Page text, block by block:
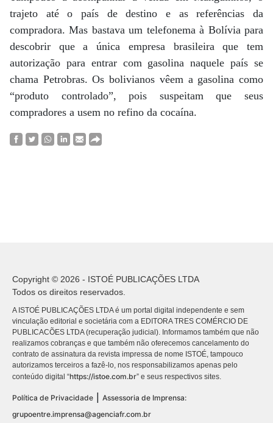
trajeto até o país de destino e as referências da
compradora. Mas bastava um telefonema à Bolívia para
descobrir que a única empresa brasileira que tem
autorização para entrar com gasolina naquele país se
chama Petrobras. Os bolivianos vêem a gasolina como
“produto controlado”, pois suspeitam que seus
compradores a usem no refino da cocaína.
Copyright © 2026 - ISTOÉ PUBLICAÇÕES LTDA
Todos os direitos reservados.
A ISTOÉ PUBLICAÇÕES LTDA é um portal digital independente e sem
vinculação editorial e societária com a EDITORA TRES COMÉRCIO DE
PUBLICACÕES LTDA (recuperação judicial). Informamos também que não
realizamos cobranças e que também não oferecemos cancelamento do
contrato de assinatura da revista impressa de nome ISTOÉ, tampouco
autorizamos terceiros a fazê-lo, nos responsabilizamos apenas pelo
conteúdo digital “https://istoe.com.br” e seus respectivos sites.
Política de Privacidade
Assessoria de Imprensa:
grupoentre.imprensa@agenciafr.com.br